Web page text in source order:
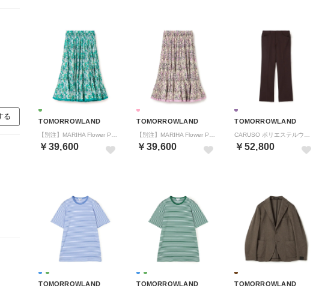
TOMORROWLAND
￥39,600
TOMORROWLAND
￥39,600
TOMORROWLAND
￥52,800
TOMORROWLAND TOMORROWLAND TOMORROWLAND